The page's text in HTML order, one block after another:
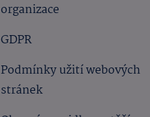
organizace
GDPR
Podmínky užití webových
stránek